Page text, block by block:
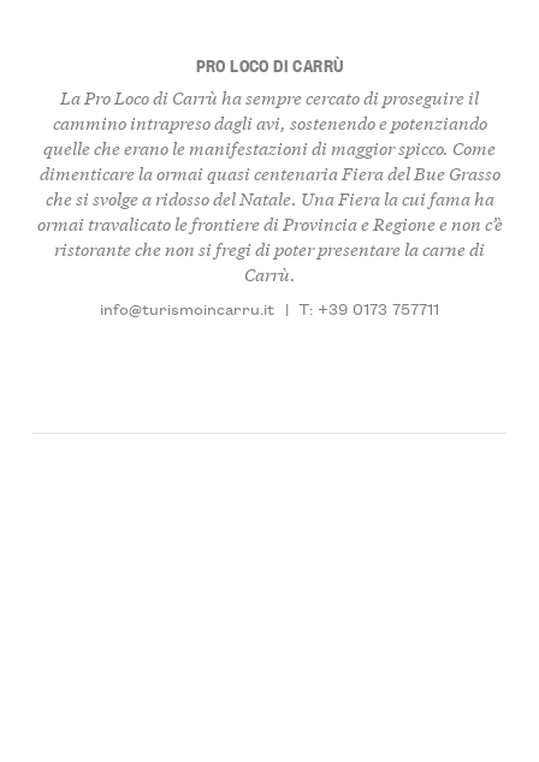
PRO LOCO DI CARRÙ
La Pro Loco di Carrù ha sempre cercato di proseguire il
cammino intrapreso dagli avi, sostenendo e potenziando
quelle che erano le manifestazioni di maggior spicco. Come
dimenticare la ormai quasi centenaria Fiera del Bue Grasso
che si svolge a ridosso del Natale. Una Fiera la cui fama ha
ormai travalicato le frontiere di Provincia e Regione e non c’è
ristorante che non si fregi di poter presentare la carne di
Carrù.
info@turismoincarru.it | T: +39 0173 757711